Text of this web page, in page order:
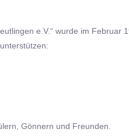
e.V.“ wurde im Februar
Gönnern und Freunden.